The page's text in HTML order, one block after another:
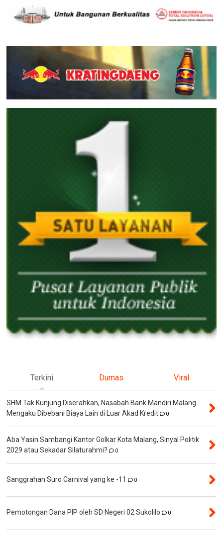
Terkini Dumas Viral
SHM Tak Kunjung Diserahkan, Nasabah Bank Mandiri Malang
Mengaku Dibebani Biaya Lain di Luar Akad Kredit
0
Aba Yasin Sambangi Kantor Golkar Kota Malang, Sinyal Politik
2029 atau Sekadar Silaturahmi?
0
Sanggrahan Suro Carnival yang ke -11 0
Pemotongan Dana PIP oleh SD Negeri 02 Sukolilo 0